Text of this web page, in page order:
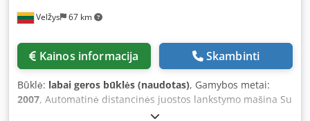
Velžys 67 km
Kainos informacija Skambinti
Būklė: labai geros būklės (naudotas), Gamybos metai:
2007, Automatinė distancinės juostos lankstymo mašina Su
profilių laikikliu Galima lankstyti aliuminio, plieno ir